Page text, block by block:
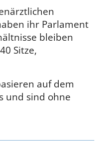
ihr Parlament
bleiben
Sitze,
auf dem
und sind ohne